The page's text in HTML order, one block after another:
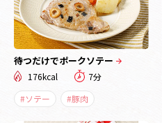
待つだけでポークソテー
176kcal
7分
#ソテー
#豚肉